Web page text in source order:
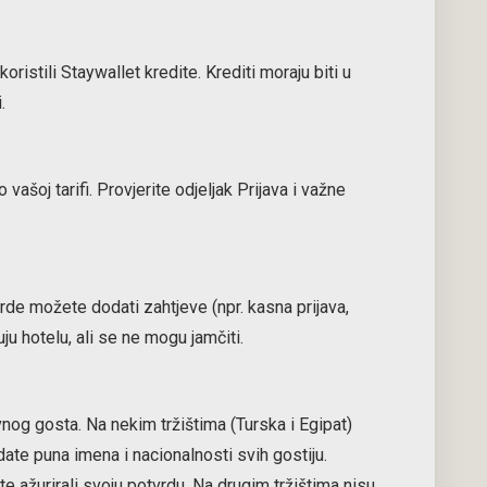
Staywallet kredite. Krediti moraju biti u
tarifi. Provjerite odjeljak Prijava i važne
možete dodati zahtjeve (npr. kasna prijava,
hotelu, ali se ne mogu jamčiti.
gosta. Na nekim tržištima (Turska i Egipat)
puna imena i nacionalnosti svih gostiju.